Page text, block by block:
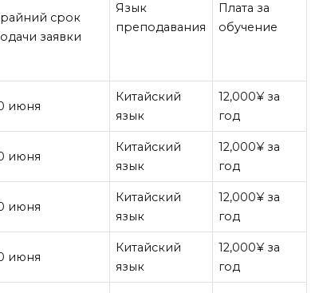
срок
заявки
Язык
преподавания
Плата за
обучение
июня
Китайский
язык
12,000¥ за
год
июня
Китайский
язык
12,000¥ за
год
июня
Китайский
язык
12,000¥ за
год
июня
Китайский
язык
12,000¥ за
год